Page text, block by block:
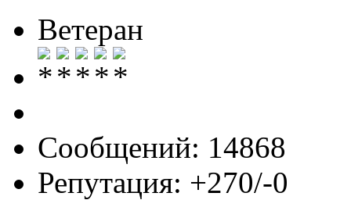
Ветеран
Сообщений: 14868
Репутация: +270/-0